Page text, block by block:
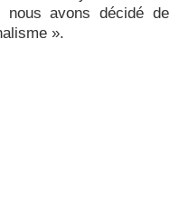
nous avons décidé de
».